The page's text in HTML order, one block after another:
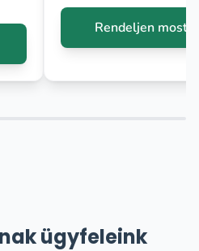
Rendeljen most
ügyfeleink